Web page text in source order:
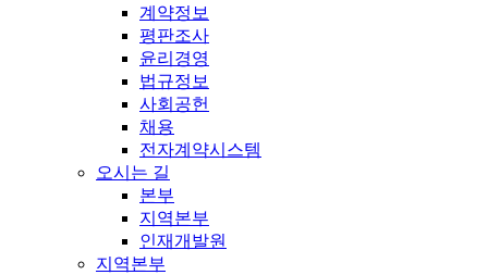
계약정보
평판조사
윤리경영
법규정보
사회공헌
채용
전자계약시스템
오시는 길
본부
지역본부
인재개발원
지역본부